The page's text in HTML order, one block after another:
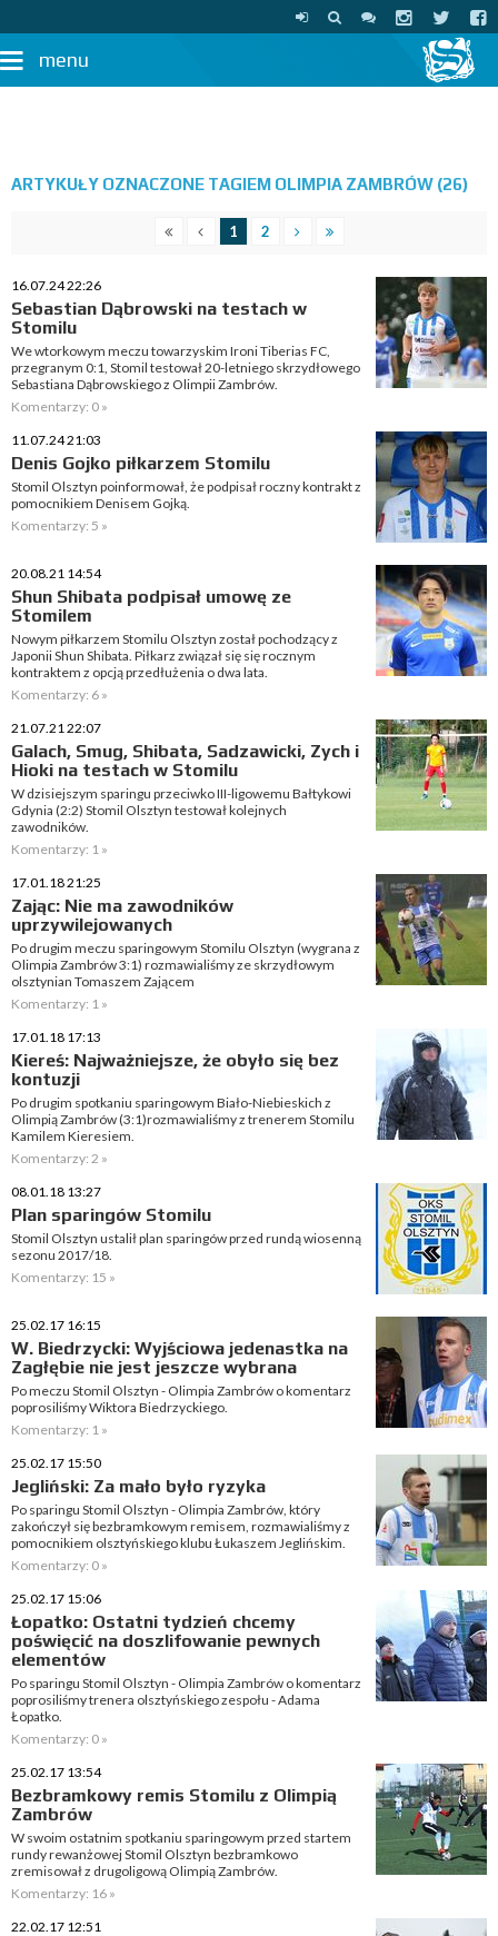
menu
ARTYKUŁY OZNACZONE TAGIEM OLIMPIA ZAMBRÓW (26)
1 2
16.07.24 22:26
Sebastian Dąbrowski na testach w
Stomilu
We wtorkowym meczu towarzyskim Ironi Tiberias FC,
przegranym 0:1, Stomil testował 20-letniego skrzydłowego
Sebastiana Dąbrowskiego z Olimpii Zambrów.
Komentarzy: 0 »
11.07.24 21:03
Denis Gojko piłkarzem Stomilu
Stomil Olsztyn poinformował, że podpisał roczny kontrakt z
pomocnikiem Denisem Gojką.
Komentarzy: 5 »
20.08.21 14:54
Shun Shibata podpisał umowę ze
Stomilem
Nowym piłkarzem Stomilu Olsztyn został pochodzący z
Japonii Shun Shibata. Piłkarz związał się się rocznym
kontraktem z opcją przedłużenia o dwa lata.
Komentarzy: 6 »
21.07.21 22:07
Galach, Smug, Shibata, Sadzawicki, Zych i
Hioki na testach w Stomilu
W dzisiejszym sparingu przeciwko III-ligowemu Bałtykowi
Gdynia (2:2) Stomil Olsztyn testował kolejnych
zawodników.
Komentarzy: 1 »
17.01.18 21:25
Zając: Nie ma zawodników
uprzywilejowanych
Po drugim meczu sparingowym Stomilu Olsztyn (wygrana z
Olimpia Zambrów 3:1) rozmawialiśmy ze skrzydłowym
olsztynian Tomaszem Zającem
Komentarzy: 1 »
17.01.18 17:13
Kiereś: Najważniejsze, że obyło się bez
kontuzji
Po drugim spotkaniu sparingowym Biało-Niebieskich z
Olimpią Zambrów (3:1)rozmawialiśmy z trenerem Stomilu
Kamilem Kieresiem.
Komentarzy: 2 »
08.01.18 13:27
Plan sparingów Stomilu
Stomil Olsztyn ustalił plan sparingów przed rundą wiosenną
sezonu 2017/18.
Komentarzy: 15 »
25.02.17 16:15
W. Biedrzycki: Wyjściowa jedenastka na
Zagłębie nie jest jeszcze wybrana
Po meczu Stomil Olsztyn - Olimpia Zambrów o komentarz
poprosiliśmy Wiktora Biedrzyckiego.
Komentarzy: 1 »
25.02.17 15:50
Jegliński: Za mało było ryzyka
Po sparingu Stomil Olsztyn - Olimpia Zambrów, który
zakończył się bezbramkowym remisem, rozmawialiśmy z
pomocnikiem olsztyńskiego klubu Łukaszem Jeglińskim.
Komentarzy: 0 »
25.02.17 15:06
Łopatko: Ostatni tydzień chcemy
poświęcić na doszlifowanie pewnych
elementów
Po sparingu Stomil Olsztyn - Olimpia Zambrów o komentarz
poprosiliśmy trenera olsztyńskiego zespołu - Adama
Łopatko.
Komentarzy: 0 »
25.02.17 13:54
Bezbramkowy remis Stomilu z Olimpią
Zambrów
W swoim ostatnim spotkaniu sparingowym przed startem
rundy rewanżowej Stomil Olsztyn bezbramkowo
zremisował z drugoligową Olimpią Zambrów.
Komentarzy: 16 »
22.02.17 12:51